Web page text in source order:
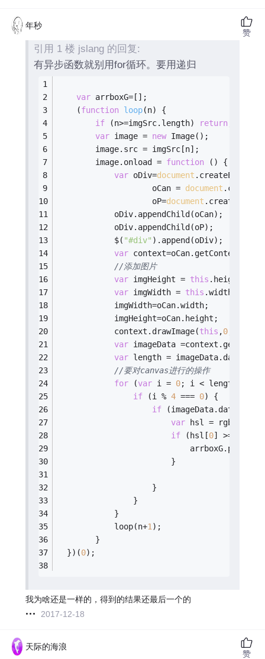
年秒
引用 1 楼 jslang 的回复:
有异步函数就别用for循环。要用递归
var arrboxG=[];
	(
function loop(n) {
if (n>=imgSrc.length) return
var image = new Image();
        image.src = imgSrc[n];
        image.onload =
function ( ) {
var oDiv=document
                    oCan =
document
                    oP=
document
            oDiv.appendChild(oCan);
            oDiv.appendChild(oP);
            $(
"#div" ).append(oDiv);
var context=oCan.getContext(
//添加图片
var imgHeight = this .height;
var imgWidth = this .width;
            imgWidth=oCan.width;
            imgHeight=oCan.height;
            context.drawImage(
this ,0
var imageData
var length =
//要对canvas进行的操作
for (var i = 0; i < length;
if (i % 4 === 0) {
if (imageData.data[i +
var hsl =
if (hsl[0] >=
                        }
                    }
                }
            }
            loop(n+
1 );
        }
  })(
0);
我为啥还是一样的，得到的结果还最后一个的
2017-12-18
赞
天际的海浪
赞